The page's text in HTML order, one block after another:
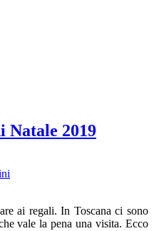
2019
ai regali. In Toscana ci sono
vale la pena una visita. Ecco